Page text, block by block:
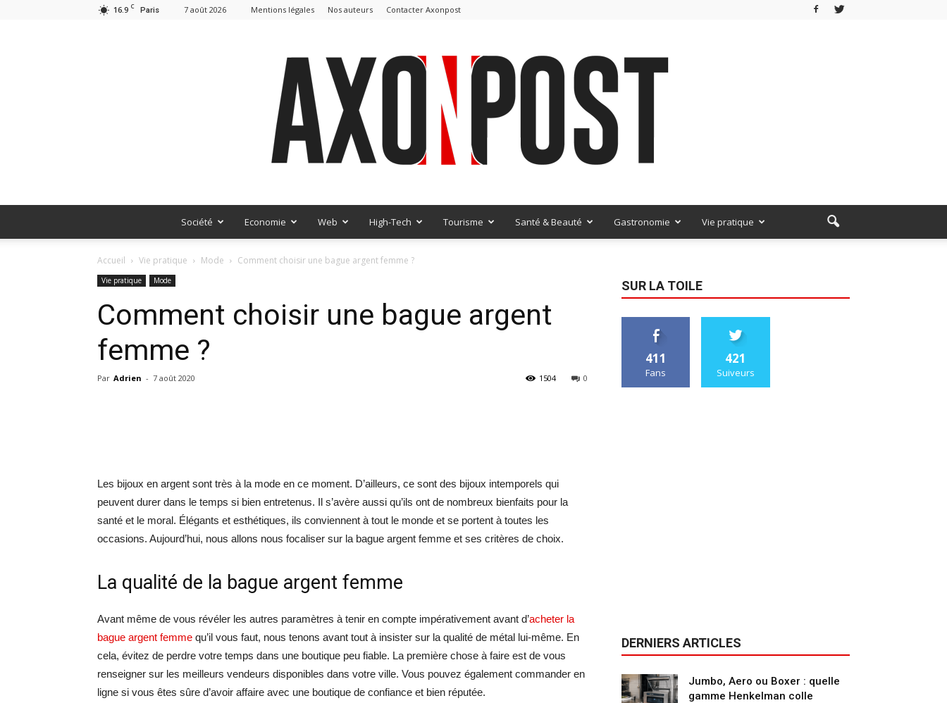
16.9 C Paris 7 août 2026 Mentions légales Nos auteurs Contacter Axonpost
Société Economie Web High-Tech Tourisme Santé & Beauté Gastronomie Vie pratique
Accueil Vie pratique Mode Comment choisir une bague argent femme ?
Vie pratique Mode
Comment choisir une bague argent
femme ?
Par Adrien - 7 août 2020 0
1504
Les bijoux en argent sont très à la mode en ce moment. D’ailleurs, ce sont des bijoux intemporels qui
peuvent durer dans le temps si bien entretenus. Il s’avère aussi qu’ils ont de nombreux bienfaits pour la
santé et le moral. Élégants et esthétiques, ils conviennent à tout le monde et se portent à toutes les
occasions. Aujourd’hui, nous allons nous focaliser sur la bague argent femme et ses critères de choix.
La qualité de la bague argent femme
Avant même de vous révéler les autres paramètres à tenir en compte impérativement avant d’acheter la
bague argent femme qu’il vous faut, nous tenons avant tout à insister sur la qualité de métal lui-même. En
cela, évitez de perdre votre temps dans une boutique peu fiable. La première chose à faire est de vous
renseigner sur les meilleurs vendeurs disponibles dans votre ville. Vous pouvez également commander en
ligne si vous êtes sûre d’avoir affaire avec une boutique de confiance et bien réputée.
SUR LA TOILE
411
Fans
421
Suiveurs
DERNIERS ARTICLES
Jumbo, Aero ou Boxer : quelle
gamme Henkelman colle